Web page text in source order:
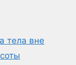
тела вне